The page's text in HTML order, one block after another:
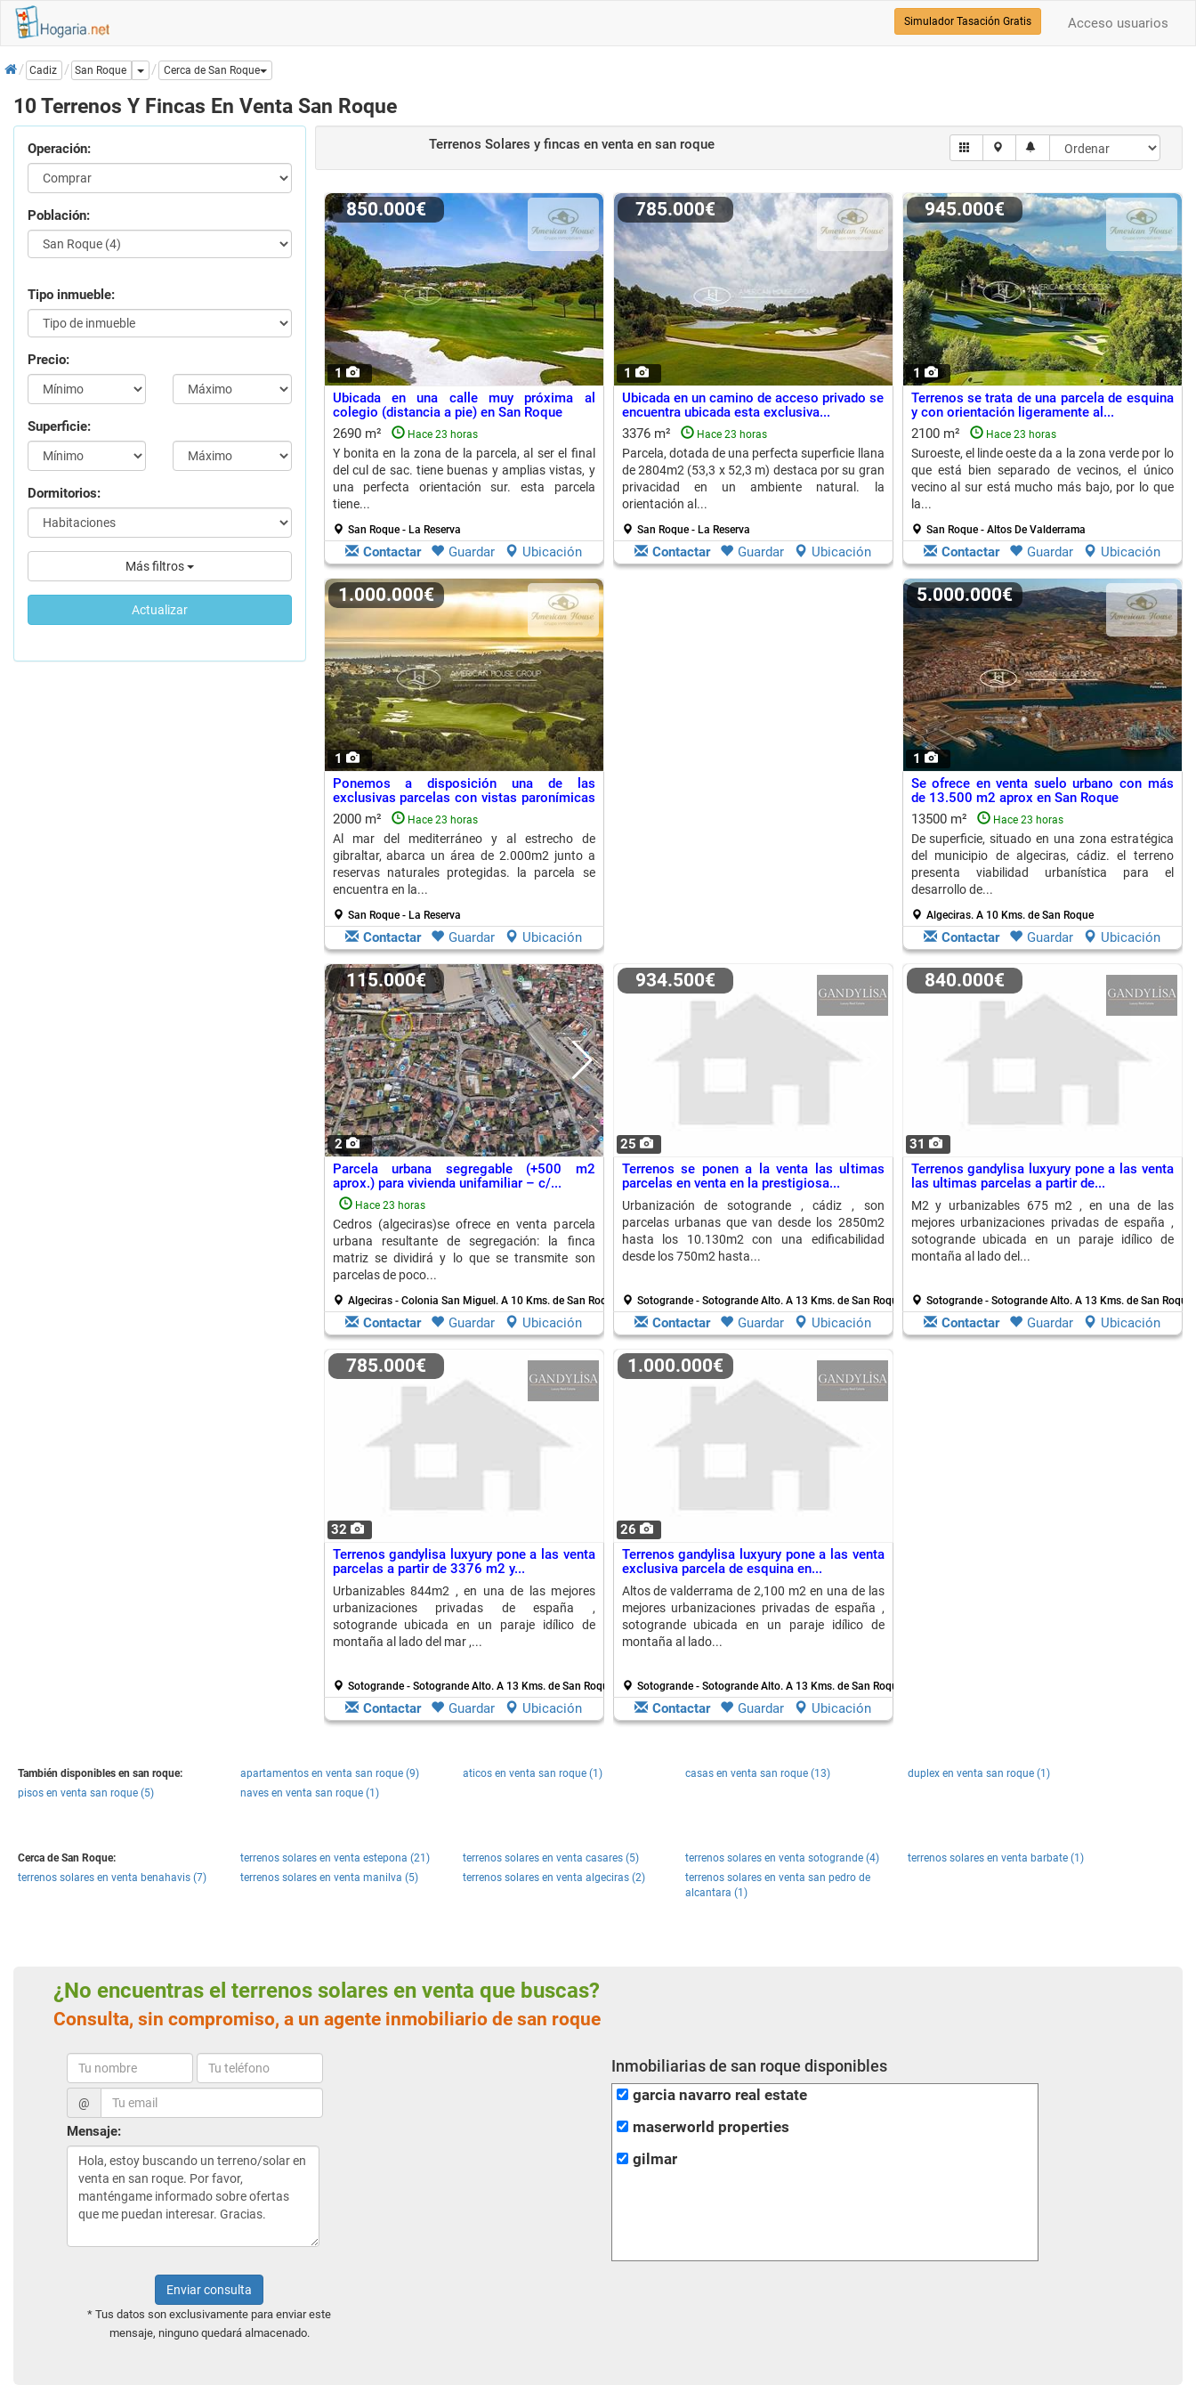
Acceso usuarios
Simulador Tasación Gratis
InicioCadiz San Roque Dropdown
Cerca de San Roque
10 Terrenos Y Fincas En Venta San Roque
Operación:
Población:
Tipo inmueble:
Precio:
Superficie:
Dormitorios:
Más filtros
Actualizar
Terrenos Solares y fincas en ventaen san roque
1
850.000€
Ubicada en una calle muy próxima al
colegio (distancia a pie) en San Roque
2690 m²
Hace 23 horas
Y bonita en la zona de la parcela, al ser el final
del cul de sac. tiene buenas y amplias vistas, y
una perfecta orientación sur. esta parcela
tiene...
San Roque - La Reserva
Contactar Guardar Ubicación
1
785.000€
Ubicada en un camino de acceso privado se
encuentra ubicada esta exclusiva...
3376 m²
Hace 23 horas
Parcela, dotada de una perfecta superficie llana
de 2804m2 (53,3 x 52,3 m) destaca por su gran
privacidad en un ambiente natural. la
orientación al...
San Roque - La Reserva
Contactar Guardar Ubicación
1
945.000€
Terrenos se trata de una parcela de esquina
y con orientación ligeramente al...
2100 m²
Hace 23 horas
Suroeste, el linde oeste da a la zona verde por lo
que está bien separado de vecinos, el único
vecino al sur está mucho más bajo, por lo que
la...
San Roque - Altos De Valderrama
Contactar Guardar Ubicación
1
1.000.000€
Ponemos a disposición una de las
exclusivas parcelas con vistas paronímicas
al...
2000 m² Hace 23 horas
Al mar del mediterráneo y al estrecho de
gibraltar, abarca un área de 2.000m2 junto a
reservas naturales protegidas. la parcela se
encuentra en la...
San Roque - La Reserva
Contactar Guardar Ubicación
1
5.000.000€
Se ofrece en venta suelo urbano con más
de 13.500 m2 aprox en San Roque
13500 m²
Hace 23 horas
De superficie, situado en una zona estratégica
del municipio de algeciras, cádiz. el terreno
presenta viabilidad urbanística para el
desarrollo de...
Algeciras. A 10 Kms. de San Roque
Contactar Guardar Ubicación
2
115.000€
Parcela urbana segregable (+500 m2
aprox.) para vivienda unifamiliar – c/...
Hace 23 horas
Cedros (algeciras)se ofrece en venta parcela
urbana resultante de segregación: la finca
matriz se dividirá y lo que se transmite son
parcelas de poco...
Algeciras - Colonia San Miguel. A 10 Kms. de San Roque
Contactar Guardar Ubicación
25
934.500€
Terrenos se ponen a la venta las ultimas
parcelas en venta en la prestigiosa...
Urbanización de sotogrande , cádiz , son
parcelas urbanas que van desde los 2850m2
hasta los 10.130m2 con una edificabilidad
desde los 750m2 hasta...
Sotogrande - Sotogrande Alto. A 13 Kms. de San Roque
Contactar Guardar Ubicación
31
840.000€
Terrenos gandylisa luxyury pone a las venta
las ultimas parcelas a partir de...
M2 y urbanizables 675 m2 , en una de las
mejores urbanizaciones privadas de españa ,
sotogrande ubicada en un paraje idílico de
montaña al lado del...
Sotogrande - Sotogrande Alto. A 13 Kms. de San Roque
Contactar Guardar Ubicación
32
785.000€
Terrenos gandylisa luxyury pone a las venta
parcelas a partir de 3376 m2 y...
Urbanizables 844m2 , en una de las mejores
urbanizaciones privadas de españa ,
sotogrande ubicada en un paraje idílico de
montaña al lado del mar ,...
Sotogrande - Sotogrande Alto. A 13 Kms. de San Roque
Contactar Guardar Ubicación
26
1.000.000€
Terrenos gandylisa luxyury pone a las venta
exclusiva parcela de esquina en...
Altos de valderrama de 2,100 m2 en una de las
mejores urbanizaciones privadas de españa ,
sotogrande ubicada en un paraje idílico de
montaña al lado...
Sotogrande - Sotogrande Alto. A 13 Kms. de San Roque
Contactar Guardar Ubicación
También disponibles en san roque: apartamentos en venta san roque (9) aticos en venta san roque (1) casas en venta san roque (13)
duplex en venta san roque (1)
pisos en venta san roque (5)
naves en venta san roque (1)
Cerca de San Roque: terrenos solares en venta estepona (21) terrenos solares en venta casares (5) terrenos solares en venta sotogrande (4)
terrenos solares en venta barbate (1)
terrenos solares en venta benahavis (7)
terrenos solares en venta manilva (5) terrenos solares en venta algeciras (2)
terrenos solares en venta san pedro de
alcantara (1)
¿No encuentras el terrenos solares en venta que buscas?
Consulta, sin compromiso, a un agente inmobiliario de san roque
@
Mensaje:
Enviar consulta
* Tus datos son exclusivamente para enviar este
mensaje, ninguno quedará almacenado.
Inmobiliarias de san roque disponibles
garcia navarro real estate
maserworld properties
gilmar